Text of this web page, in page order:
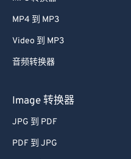
MP4 到 MP3
Video 到 MP3
音频转换器
Image 转换器
JPG 到 PDF
PDF 到 JPG